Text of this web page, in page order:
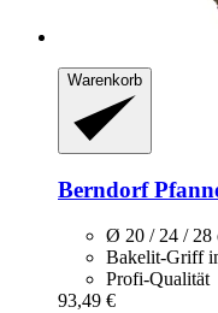
Warenkorb
Berndorf
Ø 20 / 24 / 28
Bakelit-Griff
Profi-Qualität
93,49 €